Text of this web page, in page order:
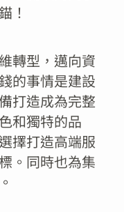
！
轉型，邁向資
的事情是建設
打造成為完整
和獨特的品
擇打造高端服
。同時也為集